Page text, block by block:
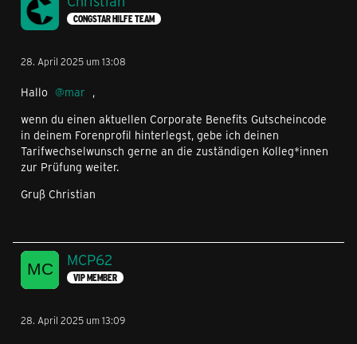
CONGSTAR HILFE TEAM
28. April 2025 um 13:08
Hallo mar ,
wenn du einen aktuellen Corporate Benefits Gutscheincode
in deinem Forenprofil hinterlegst, gebe ich deinen
Tarifwechselwunsch gerne an die zuständigen Kolleg*innen
zur Prüfung weiter.
Gruß Christian
MCP62
VIP MEMBER
28. April 2025 um 13:09